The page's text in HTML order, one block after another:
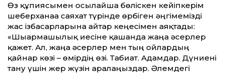
Өз құпиясымен осылайша бөліскен кейіпкерім
шеберханаға саяхат түрінде өрбіген әңгімемізді
жас ізбасарларына айтар кеңесімен аяқтады:
«Шығармашылық иесіне қашанда жаңа әсерлер
қажет. Ал, жаңа әсерлер мен тың ойлардың
қайнар көзі – өмірдің өзі. Табиғат. Адамдар. Дүниені
тану үшін жер жүзін аралаңыздар. Әлемдегі